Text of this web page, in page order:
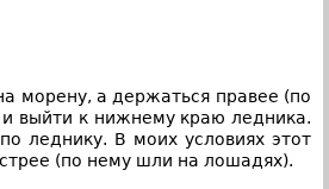
морену, а держаться правее (по
и выйти к нижнему краю ледника.
леднику. В моих условиях этот
(по нему шли на лошадях).